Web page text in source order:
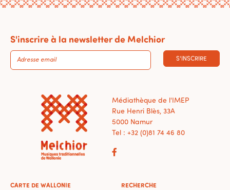
S'inscrire à la newsletter de Melchior
S'INSCRIRE
Médiathèque de l'IMEP
Rue Henri Blès, 33A
5000 Namur
Tel : +32 (0)81 74 46 80
CARTE DE WALLONIE
RECHERCHE